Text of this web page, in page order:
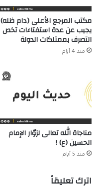
مكتب المرجع الأعلى (دام ظله)
يجيب عن عدة استفتاءات تخص
التصرف بممتلكات الدولة
منذ 4 أيام
مناجاة الله تعالى لزوّار الإمام
الحسين (ع) !
منذ 5 أيام
اترك تعليقاً